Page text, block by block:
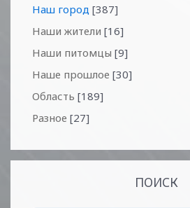
Наш город [387]
Наши жители [16]
Наши питомцы [9]
Наше прошлое [30]
Область [189]
Разное [27]
ПОИСК